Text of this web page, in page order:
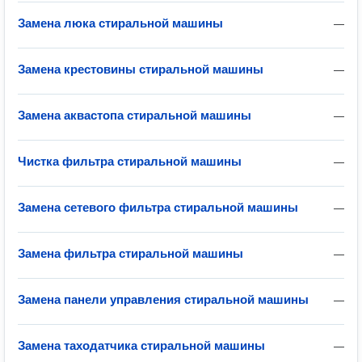
—
Замена люка стиральной машины
—
Замена крестовины стиральной машины
—
Замена аквастопа стиральной машины
—
Чистка фильтра стиральной машины
—
Замена сетевого фильтра стиральной машины
—
Замена фильтра стиральной машины
—
Замена панели управления стиральной машины
—
Замена таходатчика стиральной машины